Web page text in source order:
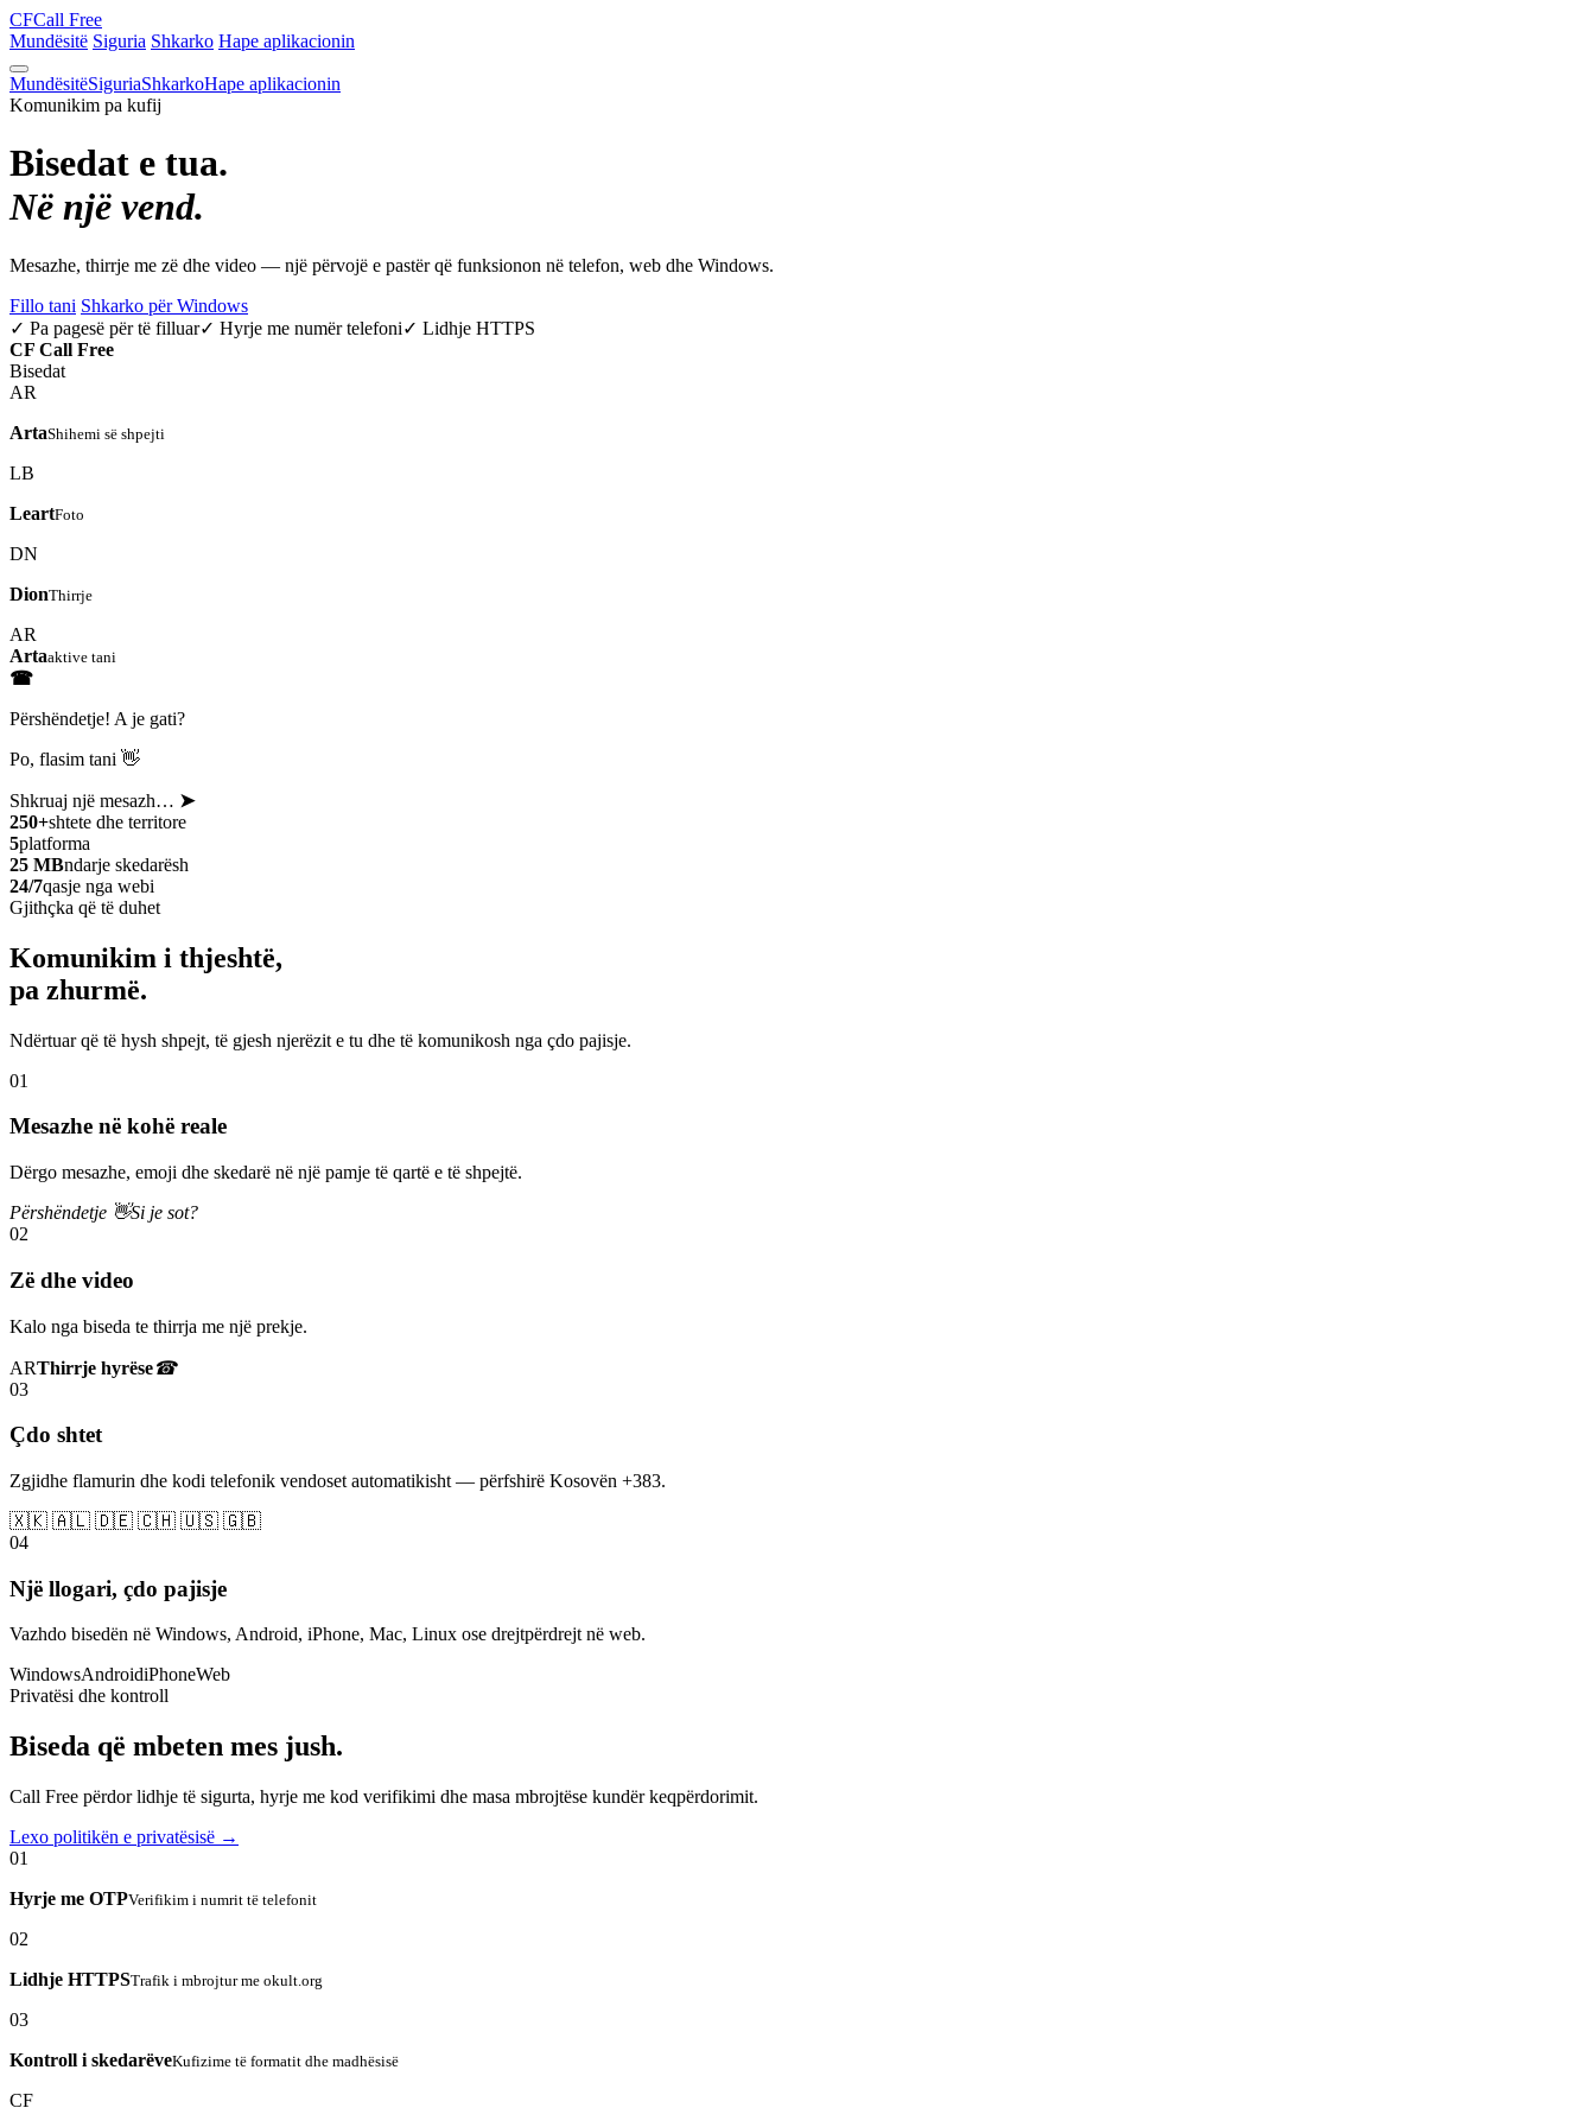
CFCall Free
Mundësitë Siguria Shkarko Hape aplikacionin
MundësitëSiguriaShkarkoHape aplikacionin
Komunikim pa kufij
Bisedat e tua.
Në një vend.
Mesazhe, thirrje me zë dhe video — një përvojë e pastër që funksionon në telefon, web dhe Windows.
Fillo tani Shkarko për Windows
✓ Pa pagesë për të filluar✓ Hyrje me numër telefoni✓ Lidhje HTTPS
CF Call Free
Bisedat
AR
ArtaShihemi së shpejti
LB
LeartFoto
DN
DionThirrje
AR
Artaaktive tani
☎
Përshëndetje! A je gati?
Po, flasim tani 👋
Shkruaj një mesazh… ➤
250+shtete dhe territore
5platforma
25 MBndarje skedarësh
24/7qasje nga webi
Gjithçka që të duhet
Komunikim i thjeshtë,
pa zhurmë.
Ndërtuar që të hysh shpejt, të gjesh njerëzit e tu dhe të komunikosh nga çdo pajisje.
01
Mesazhe në kohë reale
Dërgo mesazhe, emoji dhe skedarë në një pamje të qartë e të shpejtë.
Përshëndetje 👋Si je sot?
02
Zë dhe video
Kalo nga biseda te thirrja me një prekje.
ARThirrje hyrëse☎
03
Çdo shtet
Zgjidhe flamurin dhe kodi telefonik vendoset automatikisht — përfshirë Kosovën +383.
🇽🇰 🇦🇱 🇩🇪 🇨🇭 🇺🇸 🇬🇧
04
Një llogari, çdo pajisje
Vazhdo bisedën në Windows, Android, iPhone, Mac, Linux ose drejtpërdrejt në web.
WindowsAndroidiPhoneWeb
Privatësi dhe kontroll
Biseda që mbeten mes jush.
Call Free përdor lidhje të sigurta, hyrje me kod verifikimi dhe masa mbrojtëse kundër keqpërdorimit.
Lexo politikën e privatësisë →
01
Hyrje me OTPVerifikim i numrit të telefonit
02
Lidhje HTTPSTrafik i mbrojtur me okult.org
03
Kontroll i skedarëveKufizime të formatit dhe madhësisë
CF